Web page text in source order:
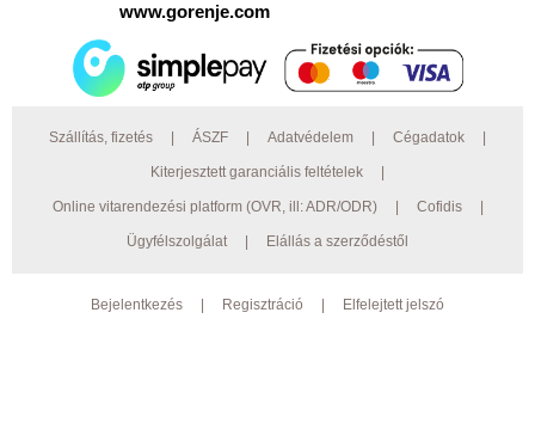
www.gorenje.com
Szállítás, fizetés ÁSZF Adatvédelem Cégadatok
Kiterjesztett garanciális feltételek
Online vitarendezési platform (OVR, ill: ADR/ODR) Cofidis
Ügyfélszolgálat Elállás a szerződéstől
Bejelentkezés Regisztráció Elfelejtett jelszó